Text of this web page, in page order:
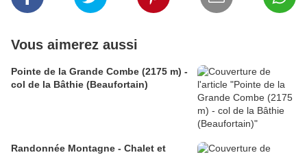
Vous aimerez aussi
Pointe de la Grande Combe (2175 m) -
col de la Bâthie (Beaufortain)
Randonnée Montagne - Chalet et